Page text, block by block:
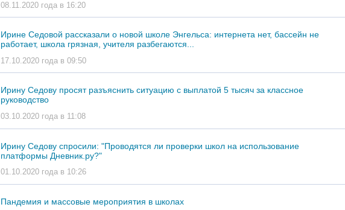
08.11.2020 года в 16:20
Ирине Седовой рассказали о новой школе Энгельса: интернета нет, бассейн не
работает, школа грязная, учителя разбегаются...
17.10.2020 года в 09:50
Ирину Седову просят разъяснить ситуацию с выплатой 5 тысяч за классное
руководство
03.10.2020 года в 11:08
Ирину Седову спросили: "Проводятся ли проверки школ на использование
платформы Дневник.ру?"
01.10.2020 года в 10:26
Пандемия и массовые мероприятия в школах